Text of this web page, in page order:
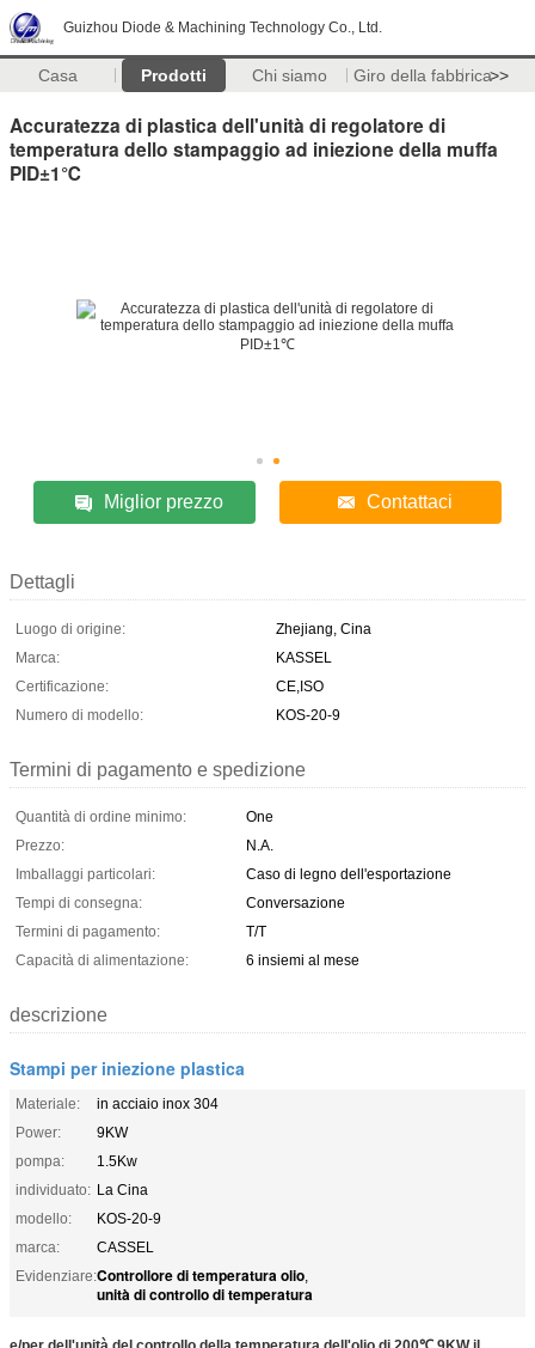
Guizhou Diode & Machining Technology Co., Ltd.
Casa Prodotti Chi siamo Giro della fabbrica>>
Accuratezza di plastica dell'unità di regolatore di
temperatura dello stampaggio ad iniezione della muffa
PID±1℃
Miglior prezzo Contattaci
Dettagli
Luogo di origine:
Zhejiang, Cina
Marca:
KASSEL
Certificazione:
CE,ISO
Numero di modello:
KOS-20-9
Termini di pagamento e spedizione
Quantità di ordine minimo:
One
Prezzo:
N.A.
Imballaggi particolari:
Caso di legno dell'esportazione
Tempi di consegna:
Conversazione
Termini di pagamento:
T/T
Capacità di alimentazione:
6 insiemi al mese
descrizione
Stampi per iniezione plastica
Materiale:
in acciaio inox 304
Power:
9KW
pompa:
1.5Kw
individuato: La Cina
modello:
KOS-20-9
marca:
CASSEL
Evidenziare:Controllore di temperatura olio,
unità di controllo di temperatura